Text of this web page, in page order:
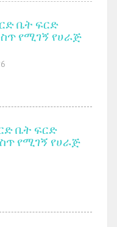
ቤት ፍርድ
የሚገኝ የሀራጅ
ቤት ፍርድ
የሚገኝ የሀራጅ